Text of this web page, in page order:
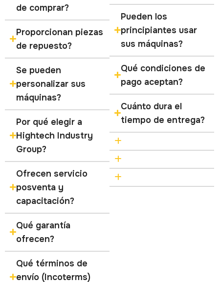
de comprar?
Proporcionan piezas
de repuesto?
Se pueden
personalizar sus
máquinas?
Por qué elegir a
Hightech Industry
Group?
Ofrecen servicio
posventa y
capacitación?
Qué garantía
ofrecen?
Qué términos de
envío (Incoterms)
Pueden los
principiantes usar
sus máquinas?
Qué condiciones de
pago aceptan?
Cuánto dura el
tiempo de entrega?